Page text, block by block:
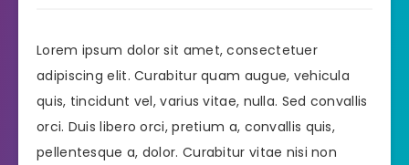
Lorem ipsum dolor sit amet, consectetuer
adipiscing elit. Curabitur quam augue, vehicula
quis, tincidunt vel, varius vitae, nulla. Sed convallis
orci. Duis libero orci, pretium a, convallis quis,
pellentesque a, dolor. Curabitur vitae nisi non